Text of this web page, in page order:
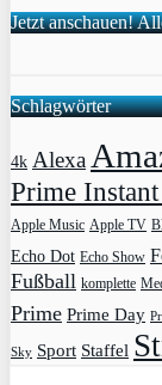
Jetzt anschauen!
Schlagwörter
4k Alexa
Prime
Apple Music Apple TV
Echo Dot Echo Show
Fußball komplette
Prime Prime Day
Sky Sport Staffel